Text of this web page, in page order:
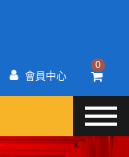
會員中心
0